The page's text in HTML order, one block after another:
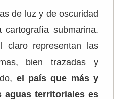
de luz y de oscuridad
submarina.
claro representan las
bien trazadas y
el país que más y
aguas territoriales es